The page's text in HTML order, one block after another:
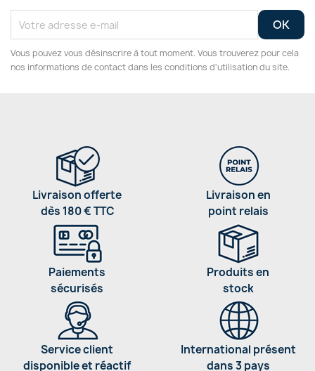
Vous pouvez vous désinscrire à tout moment. Vous trouverez pour cela
nos informations de contact dans les conditions d'utilisation du site.
Livraison offerte
dès 180 € TTC
Livraison en
point relais
Paiements
sécurisés
Produits en
stock
Service client
disponible et réactif
International présent
dans 3 pays